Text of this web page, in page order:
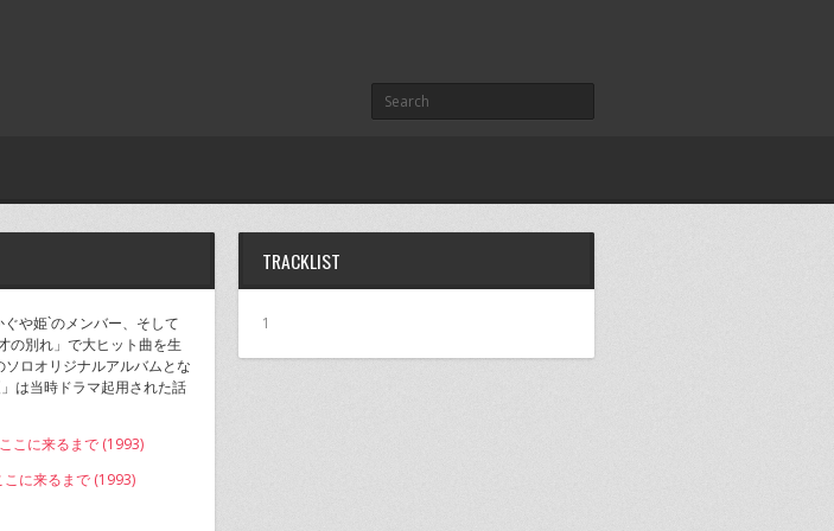
や姫`のメンバー、そして
の別れ」で大ヒット曲を生
ロオリジナルアルバムとな
は当時ドラマ起用された話
こに来るまで (1993)
に来るまで (1993)
TRACKLIST
1